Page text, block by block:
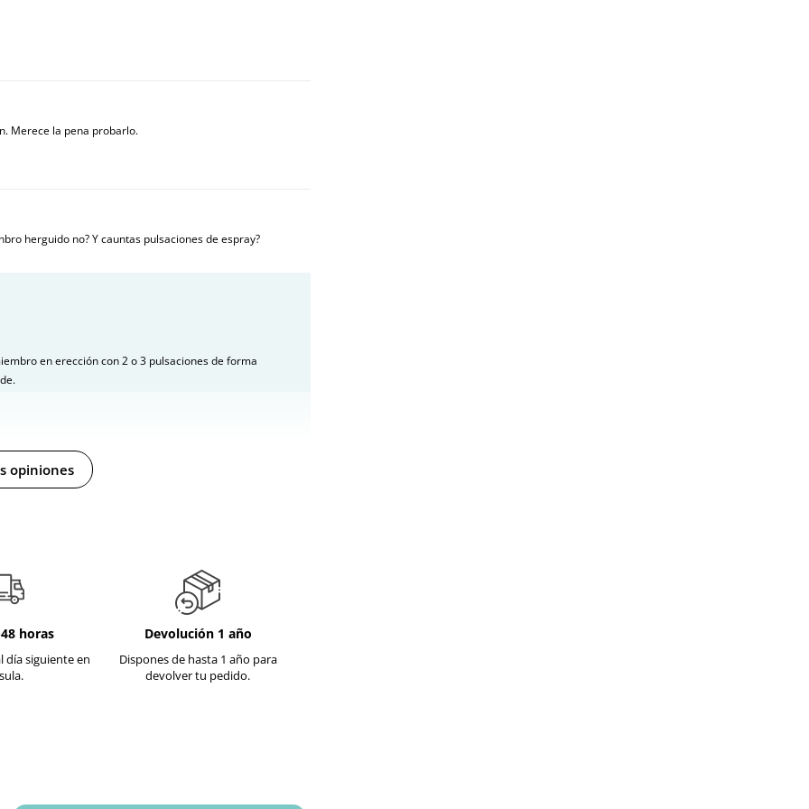
Merece la pena probarlo.
herguido no? Y cauntas pulsaciones de espray?
en erección con 2 o 3 pulsaciones de forma
hace el efecto menta y nada más “más frescor “
opiniones
horas
día siguiente en
Devolución 1 año
Dispones de hasta 1 año para
devolver tu pedido.